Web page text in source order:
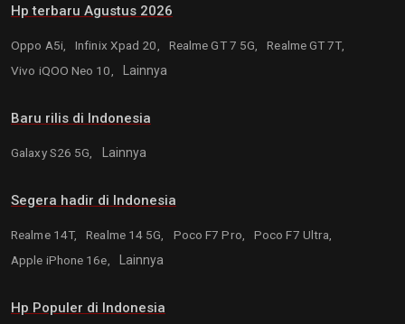
Hp terbaru Agustus 2026
Oppo A5i, Infinix Xpad 20, Realme GT 7 5G,
Realme GT 7T,
Vivo iQOO Neo 10,
Lainnya
Baru rilis di Indonesia
Galaxy S26 5G, Lainnya
Segera hadir di Indonesia
Realme 14T, Realme 14 5G, Poco F7 Pro,
Poco F7 Ultra,
Apple iPhone 16e,
Lainnya
Hp Populer di Indonesia